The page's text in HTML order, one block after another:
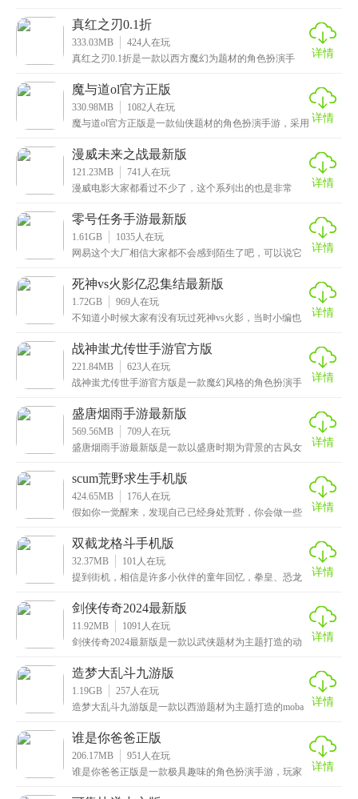
真红之刃0.1折
333.03MB 424 人在玩
真红之刃0.1折是一款以西方魔幻为题材的角色扮演手
上
详情
魔与道ol官方正版
330.98MB 1082 人在玩
魔与道ol官方正版是一款仙侠题材的角色扮演手游，采用 详情
漫威未来之战最新版
121.23MB 741 人在玩
漫威电影大家都看过不少了，这个系列出的也是非常
的并不
详情
零号任务手游最新版
1.61GB 1035 人在玩
网易这个大厂相信大家都不会感到陌生了吧，可以说它
号任
详情
死神vs火影亿忍集结最新版
1.72GB 969 人在玩
不知道小时候大家有没有玩过死神vs火影，当时小编也
详情
战神蚩尤传世手游官方版
221.84MB 623 人在玩
战神蚩尤传世手游官方版是一款魔幻风格的角色扮演手
出
详情
盛唐烟雨手游最新版
569.56MB 709 人在玩
盛唐烟雨手游最新版是一款以盛唐时期为背景的古风女
详情
scum荒野求生手机版
424.65MB 176 人在玩
假如你一觉醒来，发现自己已经身处荒野，你会做一些
定，
详情
双截龙格斗手机版
32.37MB 101 人在玩
提到街机，相信是许多小伙伴的童年回忆，拳皇、恐龙
不过
详情
剑侠传奇2024最新版
11.92MB 1091 人在玩
剑侠传奇2024最新版是一款以武侠题材为主题打造的动
详情
造梦大乱斗九游版
1.19GB 257 人在玩
造梦大乱斗九游版是一款以西游题材为主题打造的moba
详情
谁是你爸爸正版
206.17MB 951 人在玩
谁是你爸爸正版是一款极具趣味的角色扮演手游，玩家
详情